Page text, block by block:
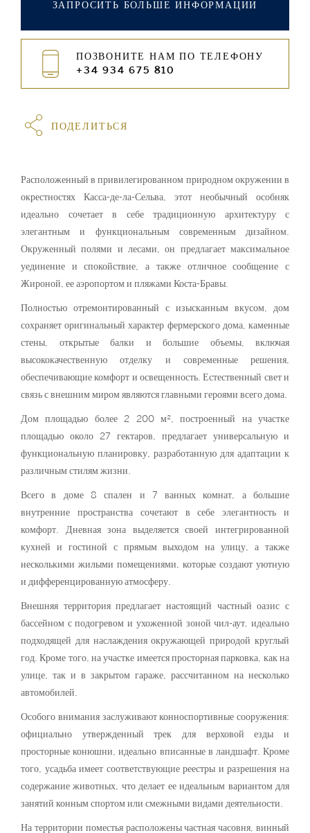
ЗАПРОСИТЬ БОЛЬШЕ ИНФОРМАЦИИ
ПОЗВОНИТЕ НАМ ПО ТЕЛЕФОНУ
+34 934 675 810
ПОДЕЛИТЬСЯ
Расположенный в привилегированном природном окружении в
окрестностях Касса-де-ла-Сельва, этот необычный особняк
идеально сочетает в себе традиционную архитектуру с
элегантным и функциональным современным дизайном.
Окруженный полями и лесами, он предлагает максимальное
уединение и спокойствие, а также отличное сообщение с
Жироной, ее аэропортом и пляжами Коста-Бравы.
Полностью отремонтированный с изысканным вкусом, дом
сохраняет оригинальный характер фермерского дома, каменные
стены, открытые балки и большие объемы, включая
высококачественную отделку и современные решения,
обеспечивающие комфорт и освещенность. Естественный свет и
связь с внешним миром являются главными героями всего дома.
Дом площадью более 2 200 м², построенный на участке
площадью около 27 гектаров, предлагает универсальную и
функциональную планировку, разработанную для адаптации к
различным стилям жизни.
Всего в доме 8 спален и 7 ванных комнат, а большие
внутренние пространства сочетают в себе элегантность и
комфорт. Дневная зона выделяется своей интегрированной
кухней и гостиной с прямым выходом на улицу, а также
несколькими жилыми помещениями, которые создают уютную
и дифференцированную атмосферу.
Внешняя территория предлагает настоящий частный оазис с
бассейном с подогревом и ухоженной зоной чил-аут, идеально
подходящей для наслаждения окружающей природой круглый
год. Кроме того, на участке имеется просторная парковка, как на
улице, так и в закрытом гараже, рассчитанном на несколько
автомобилей.
Особого внимания заслуживают конноспортивные сооружения:
официально утвержденный трек для верховой езды и
просторные конюшни, идеально вписанные в ландшафт. Кроме
того, усадьба имеет соответствующие реестры и разрешения на
содержание животных, что делает ее идеальным вариантом для
занятий конным спортом или смежными видами деятельности.
На территории поместья расположены частная часовня, винный